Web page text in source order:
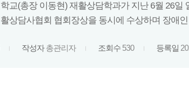
교(총장 이동현) 재활상담학과가 지난 6월 26
상담사협회 협회장상을 동시에 수상하며 장애
작성자 총관리자 조회수 530 등록일